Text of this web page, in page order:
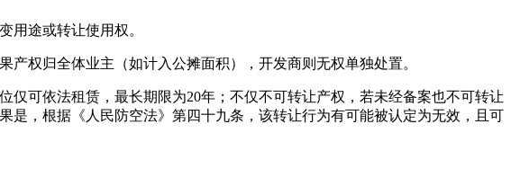
用途或转让使用权。
权归全体业主（如计入公摊面积），开发商则无权单独处置。
可依法租赁，最长期限为20年；不仅不可转让产权，若未经备案也不可转让
，根据《人民防空法》第四十九条，该转让行为有可能被认定为无效，且可